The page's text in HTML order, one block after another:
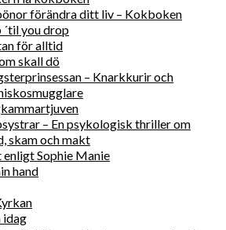
förändra ditt liv – Kokboken
´til you drop
för alltid
skall dö
– Knarkkurir och
– En psykologisk thriller om
skam och makt
enligt Sophie Manie
hand
idag